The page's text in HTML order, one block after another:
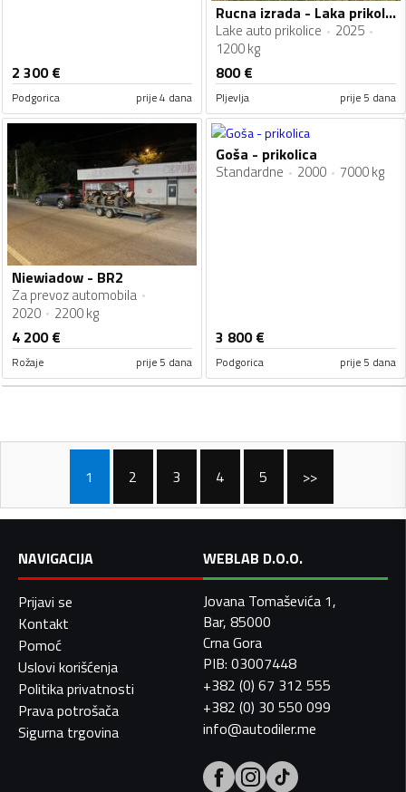
2 300€
Podgorica prije 4 dana
Rucna izrada - Laka prikolica
Lake auto prikolice
2025
1200 kg
800€
Pljevlja prije 5 dana
Niewiadow - BR2
Za prevoz automobila
2020
2200 kg
4 200€
Rožaje prije 5 dana
Goša - prikolica
Standardne 2000 7000 kg
3 800€
Podgorica prije 5 dana
1 2 3 4 5 >>
NAVIGACIJA
Prijavi se
Kontakt
Pomoć
Uslovi korišćenja
Politika privatnosti
Prava potrošača
Sigurna trgovina
WEBLAB D.O.O.
Jovana Tomaševića 1,
Bar, 85000
Crna Gora
PIB: 03007448
+382 (0) 67 312 555
+382 (0) 30 550 099
info@autodiler.me